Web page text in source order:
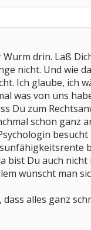
drin. Laß
nicht. Und wie
Ich glaube, ich
was von uns
Du zum
schon ganz
bist Du auch
wünscht man
dass alles ganz